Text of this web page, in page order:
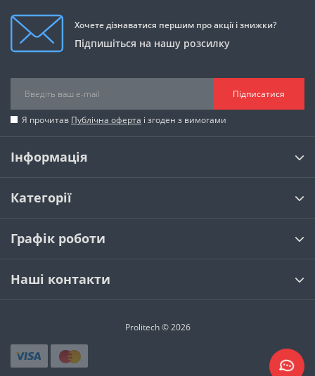
Хочете дізнаватися першим про акції і знижки?
Підпишіться на нашу розсилку
Підписатися
Я прочитав Публічна оферта і згоден з вимогами
Інформація
Категорії
Графік роботи
Наші контакти
Prolitech © 2026